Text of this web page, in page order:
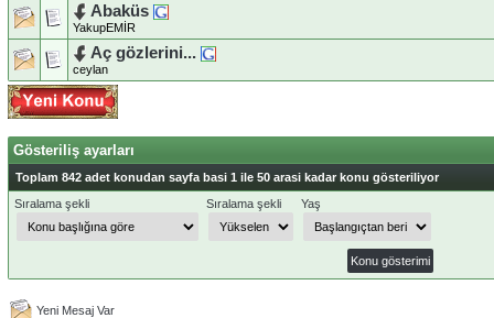
Abaküs
YakupEMİR
Aç gözlerini...
ceylan
Gösteriliş ayarları
Toplam 842 adet konudan sayfa basi 1 ile 50 arasi kadar konu gösteriliyor
Sıralama şekli
Sıralama şekli Yaş
Yeni Mesaj Var